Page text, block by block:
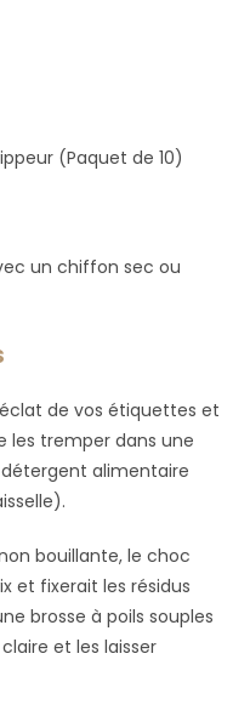
(Paquet de 10)
un chiffon sec ou
de vos étiquettes et
les tremper dans une
alimentaire
bouillante, le choc
et fixerait les résidus
brosse à poils souples
et les laisser